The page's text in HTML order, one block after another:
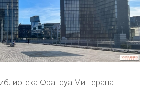
Франсуа Миттерана